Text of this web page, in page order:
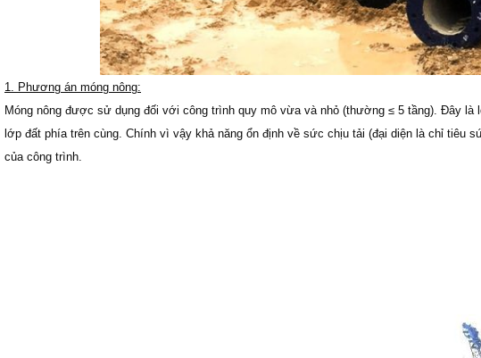
1. Phương án móng nông:
Móng nông được sử dụng đối với công trình quy mô vừa và nhỏ (thường ≤ 5 tầng). Đây là
lớp đất phía trên cùng. Chính vì vậy khả năng ổn định về sức chịu tải (đại diện là chỉ
của công trình.